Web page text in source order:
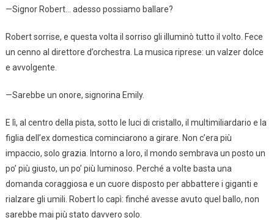
—Signor Robert… adesso possiamo ballare?
Robert sorrise, e questa volta il sorriso gli illuminò tutto il volto. Fece
un cenno al direttore d’orchestra. La musica riprese: un valzer dolce
e avvolgente.
—Sarebbe un onore, signorina Emily.
E lì, al centro della pista, sotto le luci di cristallo, il multimiliardario e la
figlia dell’ex domestica cominciarono a girare. Non c’era più
impaccio, solo grazia. Intorno a loro, il mondo sembrava un posto un
po’ più giusto, un po’ più luminoso. Perché a volte basta una
domanda coraggiosa e un cuore disposto per abbattere i giganti e
rialzare gli umili. Robert lo capì: finché avesse avuto quel ballo, non
sarebbe mai più stato davvero solo.